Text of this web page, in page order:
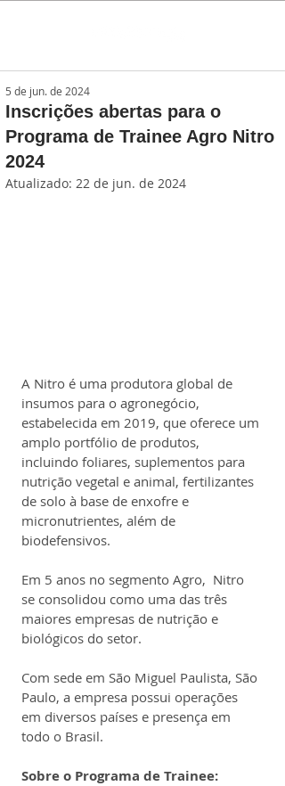
Inscrições abertas para o
Programa de Trainee Agro Nitro
2024
5 de jun. de 2024
Atualizado: 22 de jun. de 2024
A Nitro é uma produtora global de
insumos para o agronegócio,
estabelecida em 2019, que oferece um
amplo portfólio de produtos,
incluindo foliares, suplementos para
nutrição vegetal e animal, fertilizantes
de solo à base de enxofre e
micronutrientes, além de
biodefensivos.
Em 5 anos no segmento Agro,  Nitro
se consolidou como uma das três
maiores empresas de nutrição e
biológicos do setor.
Com sede em São Miguel Paulista, São
Paulo, a empresa possui operações
em diversos países e presença em
todo o Brasil.
Sobre o Programa de Trainee: